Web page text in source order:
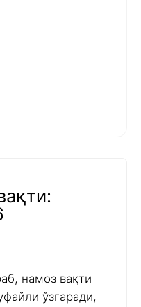
намоз вақти
ўзгаради,